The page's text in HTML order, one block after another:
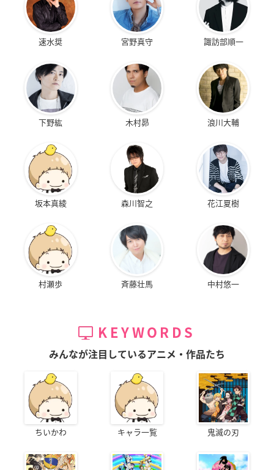
速水奨 宮野真守 諏訪部順一
下野紘 木村昴 浪川大輔
坂本真綾 森川智之 花江夏樹
村瀬歩 斉藤壮馬 中村悠一
KEYWORDS
みんなが注目しているアニメ・作品たち
ちいかわ キャラ一覧 鬼滅の刃